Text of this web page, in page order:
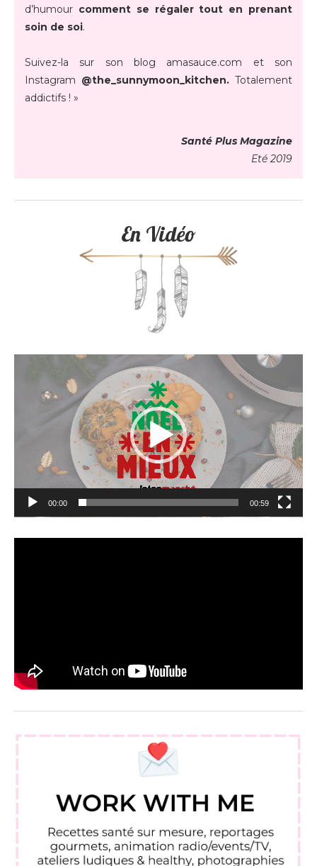
d’humour comment se régaler tout en prenant
soin de soi.
Suivez-la sur son blog amasauce.com et son
Instagram @the_sunnymoon_kitchen. Totalement
addictifs ! »
Santé Plus Magazine
Eté 2019
En Vidéo
00:00 00:59